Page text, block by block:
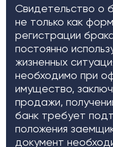
Свидетельство о
не только как
регистрации
постоянно
жизненных
необходимо при
имущество,
продажи,
банк требует
положения
документ